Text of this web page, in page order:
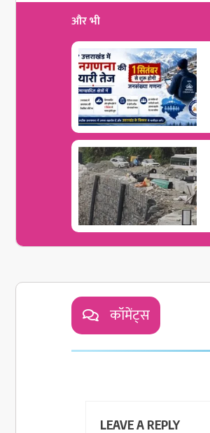
और भी
कॉमेंट्स
LEAVE A REPLY